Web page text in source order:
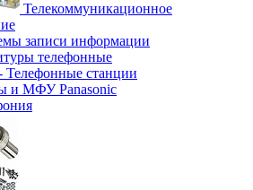
Телекоммуникационное
записи информации
телефонные
станции
и МФУ Panasonic